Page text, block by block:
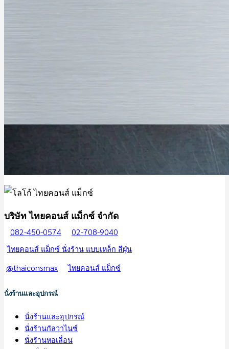
บริษัท ไทยคอนส์ แม็กซ์ จำกัด
082-450-0574 02-708-9040
ไทยคอนส์ แม็กซ์ นั่งร้าน แบบเหล็ก สีฝุ่น
@thaiconsmax ไทยคอนส์ แม็กซ์
นั่งร้านและอุปกรณ์
นั่งร้านและอุปกรณ์
นั่งร้านกัลวาไนซ์
นั่งร้านหอเลื่อน